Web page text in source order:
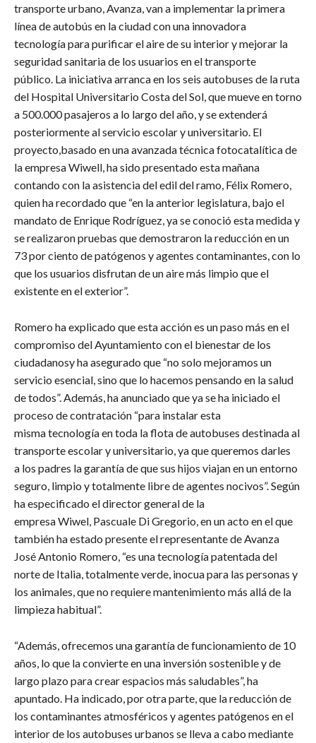
transporte urbano, Avanza, van a implementar la primera
línea de autobús en la ciudad con una innovadora
tecnología para purificar el aire de su interior y mejorar la
seguridad sanitaria de los usuarios en el transporte
público. La iniciativa arranca en los seis autobuses de la ruta
del Hospital Universitario Costa del Sol, que mueve en torno
a 500.000 pasajeros a lo largo del año, y se extenderá
posteriormente al servicio escolar y universitario. El
proyecto,basado en una avanzada técnica fotocatalítica de
la empresa Wiwell, ha sido presentado esta mañana
contando con la asistencia del edil del ramo, Félix Romero,
quien ha recordado que “en la anterior legislatura, bajo el
mandato de Enrique Rodríguez, ya se conoció esta medida y
se realizaron pruebas que demostraron la reducción en un
73 por ciento de patógenos y agentes contaminantes, con lo
que los usuarios disfrutan de un aire más limpio que el
existente en el exterior”.
​Romero ha explicado que esta acción es un paso más en el
compromiso del Ayuntamiento con el bienestar de los
ciudadanosy ha asegurado que “no solo mejoramos un
servicio esencial, sino que lo hacemos pensando en la salud
de todos”. Además, ha anunciado que ya se ha iniciado el
proceso de contratación “para instalar esta
misma tecnología en toda la flota de autobuses destinada al
transporte escolar y universitario, ya que queremos darles
a los padres la garantía de que sus hijos viajan en un entorno
seguro, limpio y totalmente libre de agentes nocivos”. Según
ha especificado el director general de la
empresa Wiwel, Pascuale Di Gregorio, en un acto en el que
también ha estado presente el representante de Avanza
José Antonio Romero, “es una tecnología patentada del
norte de Italia, totalmente verde, inocua para las personas y
los animales, que no requiere mantenimiento más allá de la
limpieza habitual”.
“Además, ofrecemos una garantía de funcionamiento de 10
años, lo que la convierte en una inversión sostenible y de
largo plazo para crear espacios más saludables”, ha
apuntado. Ha indicado, por otra parte, que la reducción de
los contaminantes atmosféricos y agentes patógenos en el
interior de los autobuses urbanos se lleva a cabo mediante